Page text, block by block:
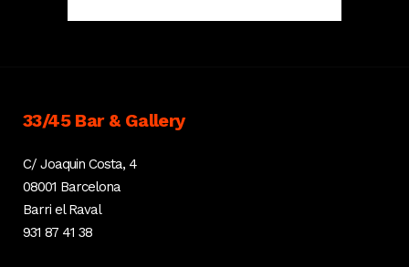
33/45 Bar & Gallery
C/ Joaquin Costa, 4
08001 Barcelona
Barri el Raval
931 87 41 38